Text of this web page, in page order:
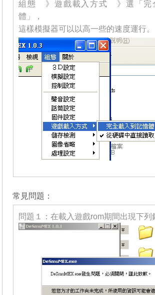
組態 》遊戲載入方式 》選「完
體」，
這樣模擬器可以以高一些的速度運行。
常見問題：
問題１：在載入遊戲rom期間出現下列